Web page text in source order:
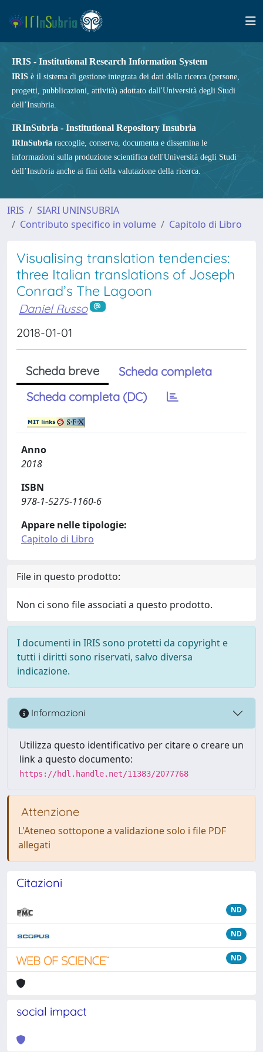
IRIS - Institutional Research Information System
IRIS è il sistema di gestione integrata dei dati della ricerca (persone,
progetti, pubblicazioni, attività) adottato dall'Università degli Studi
dell’Insubria.
IRInSubria - Institutional Repository Insubria
IRInSubria raccoglie, conserva, documenta e dissemina le
informazioni sulla produzione scientifica dell'Università degli Studi
dell’Insubria anche ai fini della valutazione della ricerca.
IRIS
SIARI UNINSUBRIA
Contributo specifico in volume
Capitolo di Libro
Visualising translation tendencies:
three Italian translations of Joseph
Conrad’s The Lagoon
Daniel Russo
2018-01-01
Scheda breve
Scheda completa
Scheda completa (DC)
Anno
2018
ISBN
978-1-5275-1160-6
Appare nelle tipologie:
Capitolo di Libro
File in questo prodotto:
Non ci sono file associati a questo prodotto.
I documenti in IRIS sono protetti da copyright e
tutti i diritti sono riservati, salvo diversa
indicazione.
Informazioni
Utilizza questo identificativo per citare o creare un
link a questo documento:
https://hdl.handle.net/11383/2077768
Attenzione
L'Ateneo sottopone a validazione solo i file PDF
allegati
Citazioni
ND
ND
ND
social impact